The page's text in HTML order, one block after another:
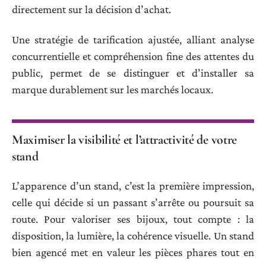
directement sur la décision d’achat.
Une stratégie de tarification ajustée, alliant analyse
concurrentielle et compréhension fine des attentes du
public, permet de se distinguer et d’installer sa
marque durablement sur les marchés locaux.
Maximiser la visibilité et l’attractivité de votre
stand
L’apparence d’un stand, c’est la première impression,
celle qui décide si un passant s’arrête ou poursuit sa
route. Pour valoriser ses bijoux, tout compte : la
disposition, la lumière, la cohérence visuelle. Un stand
bien agencé met en valeur les pièces phares tout en